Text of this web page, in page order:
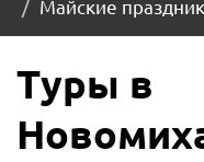
Майские
Туры в